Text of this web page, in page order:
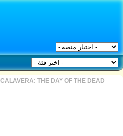
CALAVERA: THE DAY OF THE DEAD